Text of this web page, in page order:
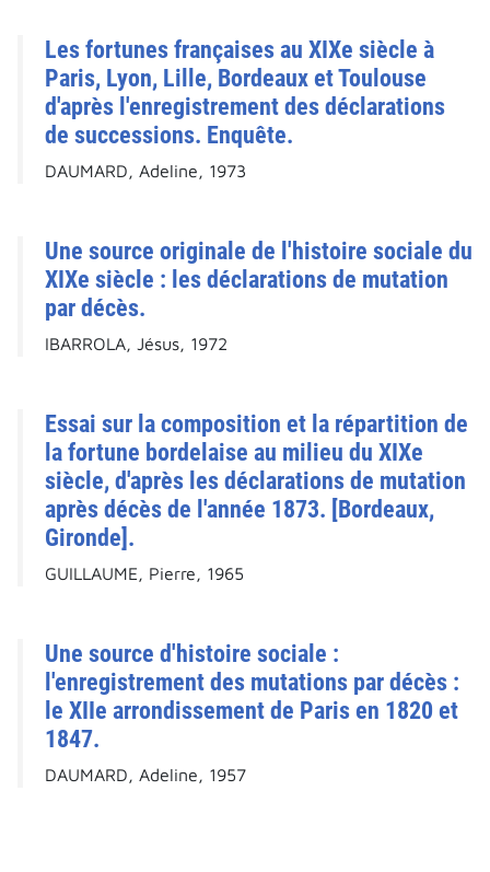
Les fortunes françaises au XIXe siècle à
Paris, Lyon, Lille, Bordeaux et Toulouse
d'après l'enregistrement des déclarations
de successions. Enquête.
DAUMARD, Adeline, 1973
Une source originale de l'histoire sociale du
XIXe siècle : les déclarations de mutation
par décès.
IBARROLA, Jésus, 1972
Essai sur la composition et la répartition de
la fortune bordelaise au milieu du XIXe
siècle, d'après les déclarations de mutation
après décès de l'année 1873. [Bordeaux,
Gironde].
GUILLAUME, Pierre, 1965
Une source d'histoire sociale :
l'enregistrement des mutations par décès :
le XIIe arrondissement de Paris en 1820 et
1847.
DAUMARD, Adeline, 1957